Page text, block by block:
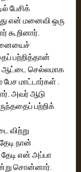
பேசிக்
என் மனைவி ஒரு
கூறினார்.
பற்றித்தான்
ஆட்டை செல்லமாக
பேச மாட்டார்கள் .
அவர் ஆடு
பற்றிக்
விற்று
நான்
என் அப்பா
சொன்னார்.